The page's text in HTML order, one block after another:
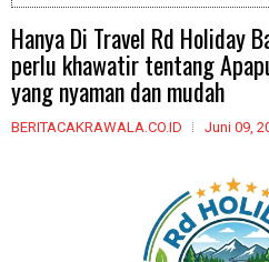
Hanya Di Travel Rd Holiday
perlu khawatir tentang
yang nyaman dan mudah
BERITACAKRAWALA.CO.ID Juni 09,